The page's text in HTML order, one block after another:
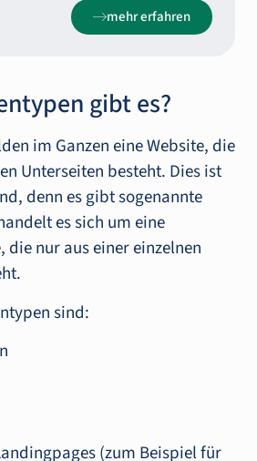
mehr erfahren
gibt es?
im Ganzen eine Website, die
Unterseiten besteht. Dies ist
denn es gibt sogenannte
es sich um eine
die nur aus einer einzelnen
sind:
(zum Beispiel für